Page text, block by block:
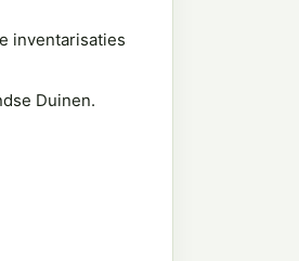
inventarisaties
Duinen.